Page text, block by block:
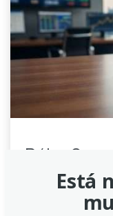
Dólar
queda do
emprego
Está